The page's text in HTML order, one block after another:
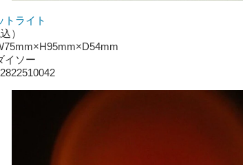
トライト
）
イソー